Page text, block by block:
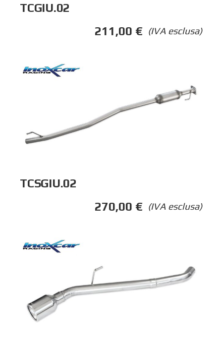
TCGIU.02
(IVA esclusa)
211,00 €
TCSGIU.02
(IVA esclusa)
270,00 €